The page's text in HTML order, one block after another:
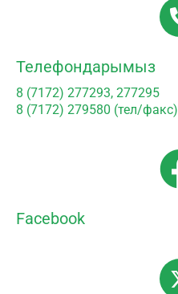
Телефондарымыз
8 (7172) 277293, 277295
8 (7172) 279580 (тел/факс)
Facebook